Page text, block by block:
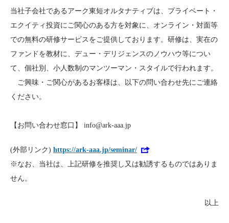
当社子会社であるアーク東短オルタナティブは、プライベート・
エクイティ投資にご関心のある方を対象に、オンライン・対面等
での無料の研修サービスをご提供しております。研修は、実在の
ファンドを教材に、デュー・デリジェンスのノウハウ等につい
て、個社別、小人数制のマンツーマン・スタイルで行われます。
ご興味・ご関心があるお客様は、以下の問い合わせ先にご連絡
ください。
【お問い合わせ窓口】 info@ark-aaa.jp
(外部リンク) https://ark-aaa.jp/seminar/
※なお、当社は、上記研修を推奨し又は勧誘するものではありま
せん。
以上